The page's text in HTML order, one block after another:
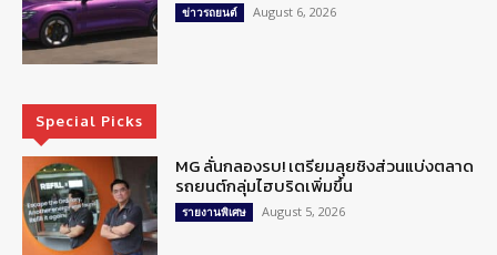
ข่าวรถยนต์ August 6, 2026
Special Picks
MG ลั่นกลองรบ! เตรียมลุยชิงส่วนแบ่งตลาด
รถยนต์กลุ่มไฮบริดเพิ่มขึ้น
รายงานพิเศษ August 5, 2026